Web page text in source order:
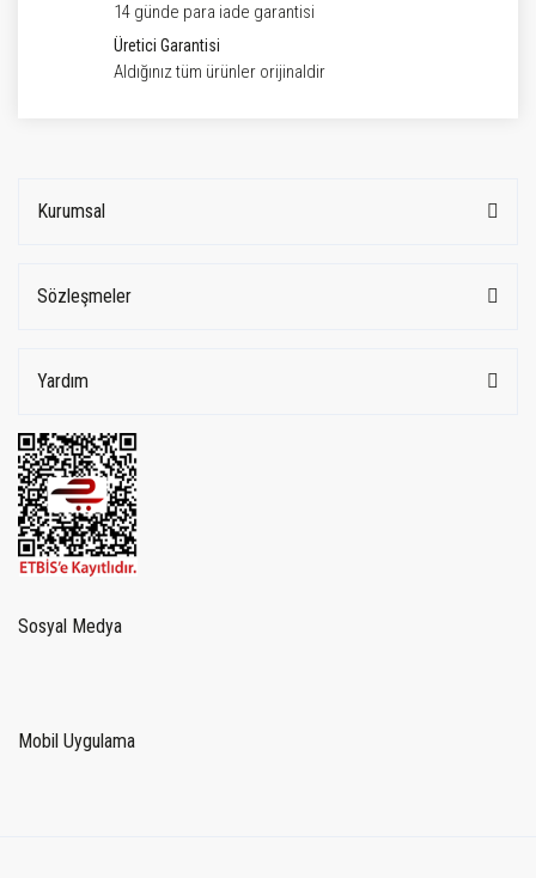
14 günde para iade garantisi
Üretici Garantisi
Aldığınız tüm ürünler orijinaldir
Kurumsal
Sözleşmeler
Yardım
Sosyal Medya
Mobil Uygulama